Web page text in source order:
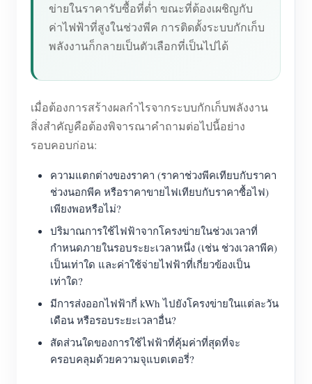
ข่ายในราคารับซื้อที่ต่ำ ขณะที่ต้องเผชิญกับ
ค่าไฟฟ้าที่สูงในช่วงพีค การติดตั้งระบบกักเก็บ
พลังงานก็กลายเป็นตัวเลือกที่เป็นไปได้
เมื่อต้องการสร้างผลกำไรจากระบบกักเก็บพลังงาน
สิ่งสำคัญคือต้องพิจารณาคำถามต่อไปนี้อย่าง
รอบคอบก่อน:
ความแตกต่างของราคา (ราคาช่วงพีคเทียบกับราคา
ช่วงนอกพีค หรือราคาขายไฟเทียบกับราคาซื้อไฟ)
เพียงพอหรือไม่?
ปริมาณการใช้ไฟฟ้าจากโครงข่ายในช่วงเวลาที่
กำหนดภายในรอบระยะเวลาหนึ่ง (เช่น ช่วงเวลาพีค)
เป็นเท่าใด และค่าใช้จ่ายไฟฟ้าที่เกี่ยวข้องเป็น
เท่าใด?
มีการส่งออกไฟฟ้ากี่ kWh ไปยังโครงข่ายในแต่ละวัน
เดือน หรือรอบระยะเวลาอื่น?
สัดส่วนใดของการใช้ไฟฟ้าที่คุ้มค่าที่สุดที่จะ
ครอบคลุมด้วยความจุแบตเตอรี่?